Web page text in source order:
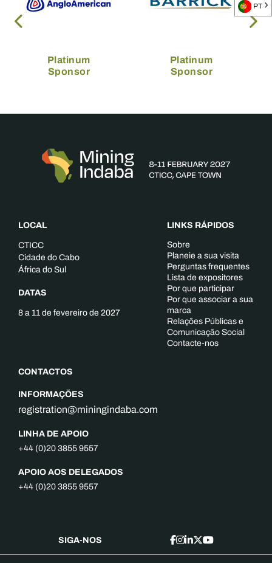
Platinum
Sponsor
Platinum
Sponsor
LOCAL
CTICC
Cidade do Cabo
África do Sul
DATAS
8 a 11 de fevereiro de 2027
CONTACTOS
INFORMAÇÕES
registration@miningindaba.com
LINHA DE APOIO
+44 (0)20 3855 9557
APOIO AOS DELEGADOS
+44 (0)20 3855 9557
LINKS RÁPIDOS
Sobre
Planeie a sua visita
Perguntas frequentes
Lista de expositores
Por que participar
Por que associar a sua
marca
Relações Públicas e
Comunicação Social
Contacte-nos
SIGA-NOS
PT